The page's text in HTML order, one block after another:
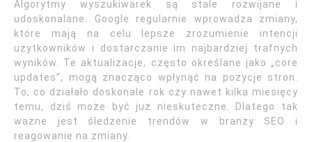
Algorytmy wyszukiwarek są stale rozwijane i
udoskonalane. Google regularnie wprowadza zmiany,
które mają na celu lepsze zrozumienie intencji
użytkowników i dostarczanie im najbardziej trafnych
wyników. Te aktualizacje, często określane jako „core
updates”, mogą znacząco wpłynąć na pozycje stron.
To, co działało doskonale rok czy nawet kilka miesięcy
temu, dziś może być już nieskuteczne. Dlatego tak
ważne jest śledzenie trendów w branży SEO i
reagowanie na zmiany.